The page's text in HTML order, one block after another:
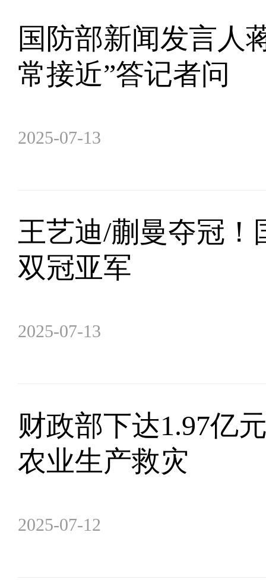
国防部新闻发言人
常接近”答记者问
2025-07-13
王艺迪/蒯曼夺冠
双冠亚军
2025-07-13
财政部下达1.97亿
农业生产救灾
2025-07-12